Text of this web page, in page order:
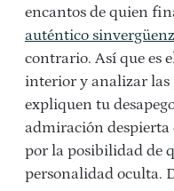
encantos de quien
auténtico
contrario. Así que es
interior y analizar las
expliquen tu
admiración despierta
por la posibilidad de
personalidad oculta.